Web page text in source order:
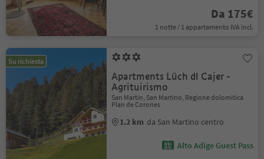
Da 175€
1 notte / 1 appartamento IVA incl.
Su richiesta
Apartments Lüch dl Cajer -
Agrituirismo
San Martin, San Martino, Regione dolomitica
Plan de Corones
1.2 km da San Martino centro
Alto Adige Guest Pass